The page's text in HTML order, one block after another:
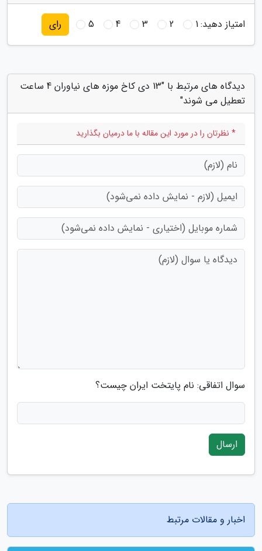
امتیاز دهید:1
2
3
4
5 رای
دیدگاه های مرتبط با "13 دی کاخ موزه های نیاوران 4 ساعت
تعطیل می شوند"
* نظرتان را در مورد این مقاله با ما درمیان بگذارید
سوال اتفاقی: نام پایتخت ایران چیست؟
ارسال
اخبار و مقالات مرتبط